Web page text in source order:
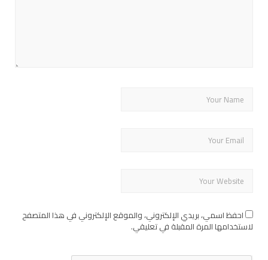
احفظ اسمي، بريدي الإلكتروني، والموقع الإلكتروني في هذا المتصفح
لاستخدامها المرة المقبلة في تعليقي.